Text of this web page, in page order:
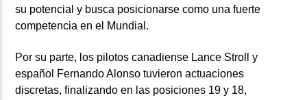
su potencial y busca posicionarse como una fuerte
competencia en el Mundial.
Por su parte, los pilotos canadiense Lance Stroll y
español Fernando Alonso tuvieron actuaciones
discretas, finalizando en las posiciones 19 y 18,